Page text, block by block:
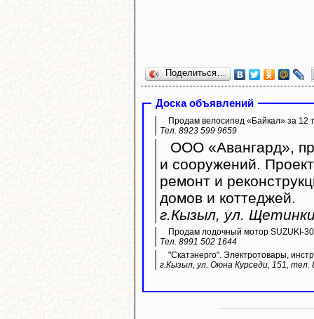
Поделиться…
Доска объявлений
Продам велосипед «Байкал» за 12
Тел. 8923 599 9659
ООО «Авангард»,
и сооружений.
ремонт и
домов и коттеджей.
г.Кызыл, ул.
Продам лодочный мотор SUZUKI-
Тел. 8991 502 1644
"Скатэнерго". Электротовары,
г.Кызыл, ул. Оюна Курседи, 151, тел.